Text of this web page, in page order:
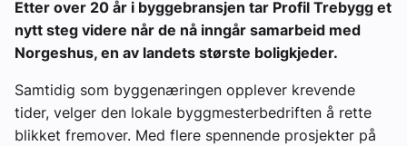
Aktuelle prosjekter
Etter over 20 år i byggebransjen tar Profil Trebygg et
nytt steg videre når de nå inngår samarbeid med
Norgeshus, en av landets største boligkjeder.
Samtidig som byggenæringen opplever krevende
tider, velger den lokale byggmesterbedriften å rette
blikket fremover. Med flere spennende prosjekter på